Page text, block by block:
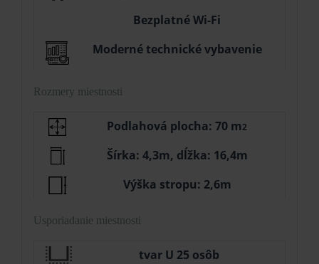
Bezplatné Wi-Fi
Moderné technické vybavenie
Rozmery miestnosti
Podlahová plocha: 70 m2
Šírka: 4,3m, dĺžka: 16,4m
Výška stropu: 2,6m
Usporiadanie miestnosti
tvar U 25 osôb